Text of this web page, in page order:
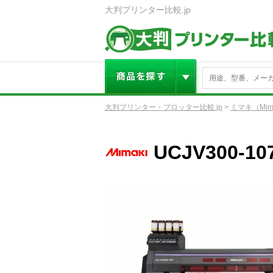
大判プリンター比較.jp
大判プリンター・プロッター比較.jp > ミマキ（
UCJV300-